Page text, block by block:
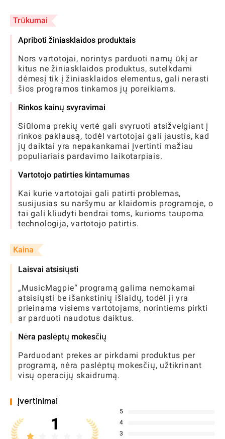
Trūkumai
Apriboti žiniasklaidos produktais
Nors vartotojai, norintys parduoti namų ūkį ar
kitus ne žiniasklaidos produktus, sutelkdami
dėmesį tik į žiniasklaidos elementus, gali nerasti
šios programos tinkamos jų poreikiams.
Rinkos kainų svyravimai
Siūloma prekių vertė gali svyruoti atsižvelgiant į
rinkos paklausą, todėl vartotojai gali jaustis, kad
jų daiktai yra nepakankamai įvertinti mažiau
populiariais pardavimo laikotarpiais.
Vartotojo patirties kintamumas
Kai kurie vartotojai gali patirti problemas,
susijusias su naršymu ar klaidomis programoje, o
tai gali kliudyti bendrai toms, kurioms taupoma
technologija, vartotojo patirtis.
Kaina
Laisvai atsisiųsti
„MusicMagpie“ programą galima nemokamai
atsisiųsti be išankstinių išlaidų, todėl ji yra
prieinama visiems vartotojams, norintiems pirkti
ar parduoti naudotus daiktus.
Nėra paslėptų mokesčių
Parduodant prekes ar pirkdami produktus per
programą, nėra paslėptų mokesčių, užtikrinant
visų operacijų skaidrumą.
Įvertinimai
1
5
4
3